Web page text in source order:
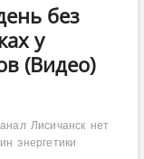
без
у
(Видео)
Лисичанск нет
энергетики